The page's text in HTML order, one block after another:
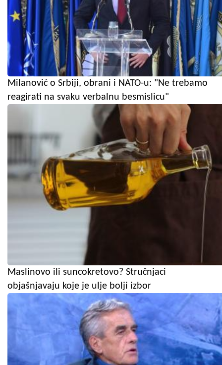
Milanović o Srbiji, obrani i NATO-u: "Ne trebamo
reagirati na svaku verbalnu besmislicu"
Maslinovo ili suncokretovo? Stručnjaci
objašnjavaju koje je ulje bolji izbor